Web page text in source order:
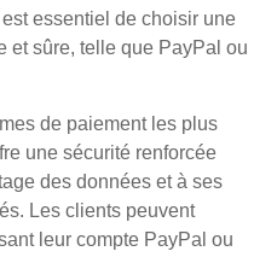
essentiel de choisir une
et sûre, telle que PayPal ou
de paiement les plus
une sécurité renforcée
des données et à ses
Les clients peuvent
leur compte PayPal ou